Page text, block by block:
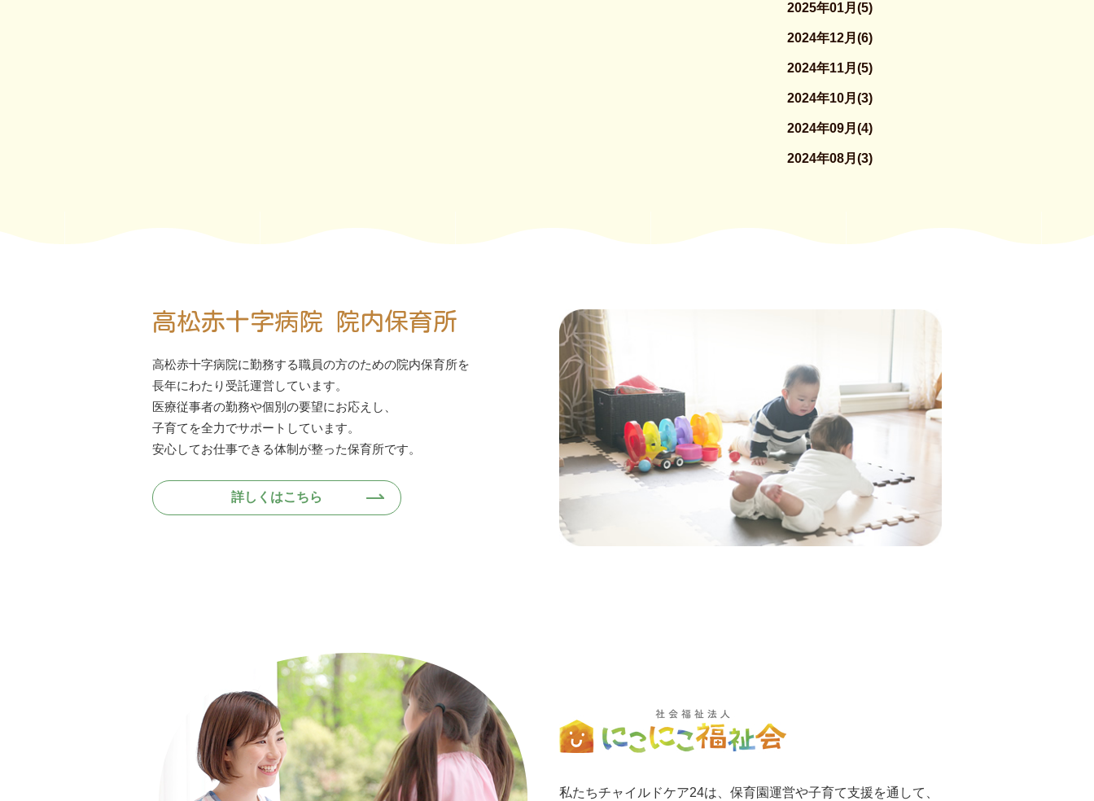
2025年01月(5)
2024年12月(6)
2024年11月(5)
2024年10月(3)
2024年09月(4)
2024年08月(3)
高松赤十字病院 院内保育所
高松赤十字病院に勤務する職員の方のための院内保育所を
長年にわたり受託運営しています。
医療従事者の勤務や個別の要望にお応えし、
子育てを全力でサポートしています。
安心してお仕事できる体制が整った保育所です。
詳しくはこちら
私たちチャイルドケア24は、保育園運営や子育て支援を通して、